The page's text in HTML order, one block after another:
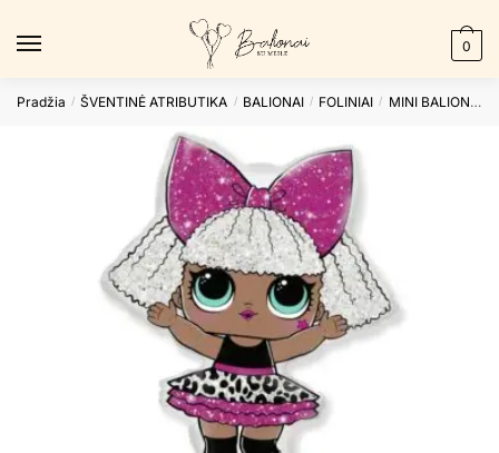
0
Pradžia / ŠVENTINĖ ATRIBUTIKA / BALIONAI / FOLINIAI / MINI BALIONAI